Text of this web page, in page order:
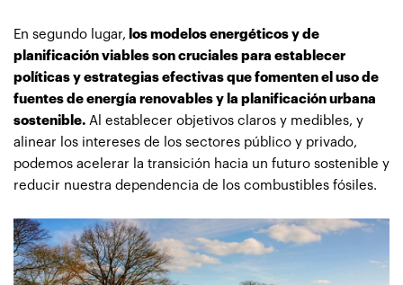
En segundo lugar, los modelos energéticos y de
planificación viables son cruciales para establecer
políticas y estrategias efectivas que fomenten el uso de
fuentes de energía renovables y la planificación urbana
sostenible. Al establecer objetivos claros y medibles, y
alinear los intereses de los sectores público y privado,
podemos acelerar la transición hacia un futuro sostenible y
reducir nuestra dependencia de los combustibles fósiles.